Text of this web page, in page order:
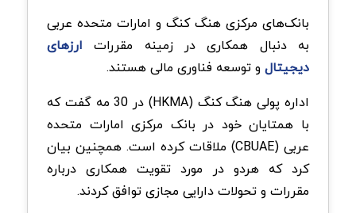
بانک‌های مرکزی هنگ کنگ و امارات متحده عربی
به دنبال همکاری در زمینه مقررات ارزهای
دیجیتال و توسعه فناوری مالی هستند.
اداره پولی هنگ کنگ (HKMA) در 30 مه گفت که
با همتایان خود در بانک مرکزی امارات متحده
عربی (CBUAE) ملاقات کرده است. همچنین بیان
کرد که هردو در مورد تقویت همکاری درباره
مقررات و تحولات دارایی مجازی توافق کردند.